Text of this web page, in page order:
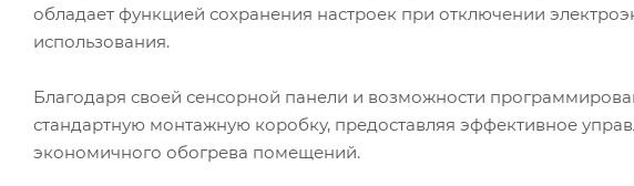
обладает функцией сохранения настроек при отключении
использования.
Благодаря своей сенсорной панели и возможности
стандартную монтажную коробку, предоставляя эффективное
экономичного обогрева помещений.